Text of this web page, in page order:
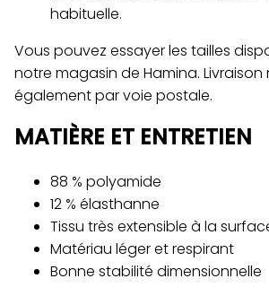
habituelle.
Vous pouvez essayer les tailles
notre magasin de Hamina. Livraison
également par voie postale.
MATIÈRE ET ENTRETIEN
88 % polyamide
12 % élasthanne
Tissu très extensible à la
Matériau léger et respirant
Bonne stabilité dimensionnelle